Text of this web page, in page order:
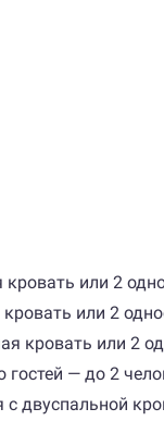
или 2
или 2
кровать или 2
гостей — до 2
двуспальной